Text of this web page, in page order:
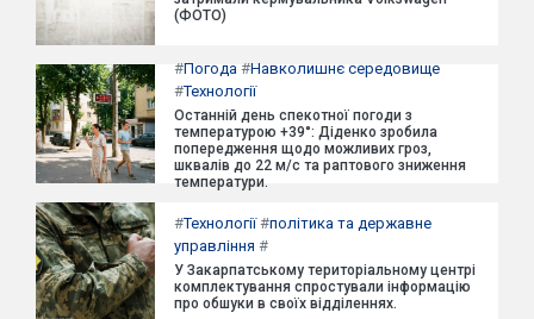
(ФОТО)
#Погода #Навколишнє середовище
#Технології
Останній день спекотної погоди з
температурою +39°: Діденко зробила
попередження щодо можливих гроз,
шквалів до 22 м/с та раптового зниження
температури.
#Технології#політика та державне
управління #
У Закарпатському територіальному центрі
комплектування спростували інформацію
про обшуки в своїх відділеннях.